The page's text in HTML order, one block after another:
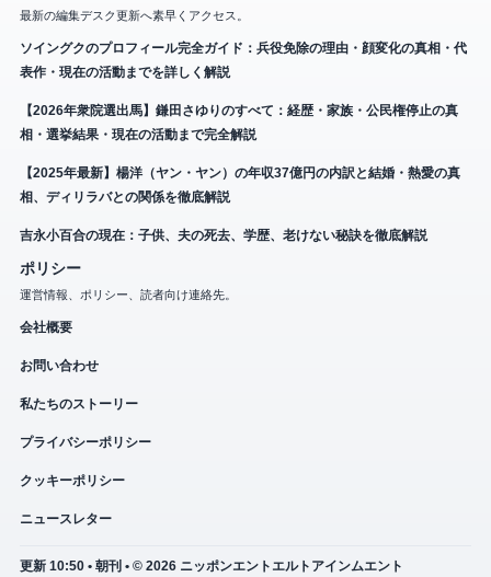
最新の編集デスク更新へ素早くアクセス。
ソイングクのプロフィール完全ガイド：兵役免除の理由・顔変化の真相・代
表作・現在の活動までを詳しく解説
【2026年衆院選出馬】鎌田さゆりのすべて：経歴・家族・公民権停止の真
相・選挙結果・現在の活動まで完全解説
【2025年最新】楊洋（ヤン・ヤン）の年収37億円の内訳と結婚・熱愛の真
相、ディリラバとの関係を徹底解説
吉永小百合の現在：子供、夫の死去、学歴、老けない秘訣を徹底解説
ポリシー
運営情報、ポリシー、読者向け連絡先。
会社概要
お問い合わせ
私たちのストーリー
プライバシーポリシー
クッキーポリシー
ニュースレター
更新 10:50 • 朝刊 • © 2026 ニッポンエントエルトアインムエント